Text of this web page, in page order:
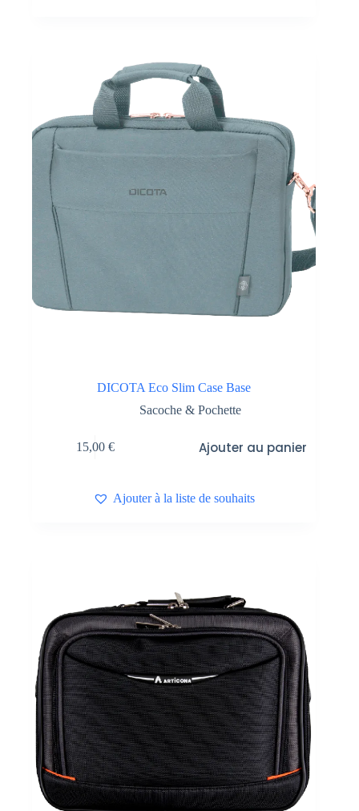
DICOTA Eco Slim Case Base
Sacoche & Pochette
15,00 € Ajouter au panier
Ajouter à la liste de souhaits